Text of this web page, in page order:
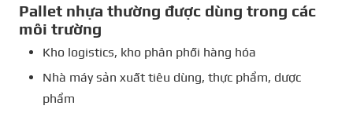
Pallet nhựa thường được dùng trong các
môi trường
Kho logistics, kho phân phối hàng hóa
Nhà máy sản xuất tiêu dùng, thực phẩm, dược
phẩm